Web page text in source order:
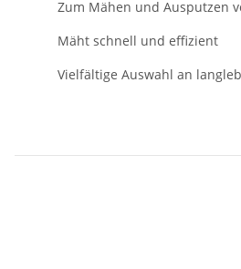
Zum Mähen und Ausputzen
Mäht schnell und effizient
Vielfältige Auswahl an